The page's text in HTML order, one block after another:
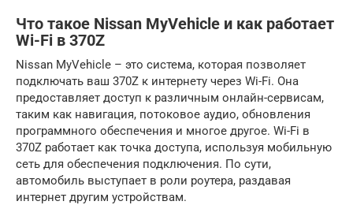
Что такое Nissan MyVehicle и как работает
Wi-Fi в 370Z
Nissan MyVehicle – это система, которая позволяет
подключать ваш 370Z к интернету через Wi-Fi. Она
предоставляет доступ к различным онлайн-сервисам,
таким как навигация, потоковое аудио, обновления
программного обеспечения и многое другое. Wi-Fi в
370Z работает как точка доступа, используя мобильную
сеть для обеспечения подключения. По сути,
автомобиль выступает в роли роутера, раздавая
интернет другим устройствам.